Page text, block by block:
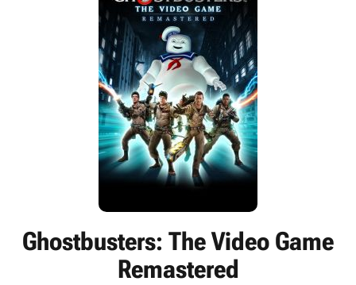
Ghostbusters: The Video Game
Remastered